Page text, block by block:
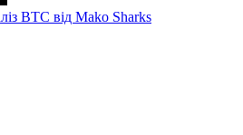
BTC від Mako Sharks